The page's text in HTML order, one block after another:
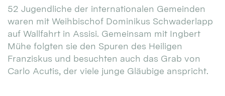
52 Jugendliche der internationalen Gemeinden
waren mit Weihbischof Dominikus Schwaderlapp
auf Wallfahrt in Assisi. Gemeinsam mit Ingbert
Mühe folgten sie den Spuren des Heiligen
Franziskus und besuchten auch das Grab von
Carlo Acutis, der viele junge Gläubige anspricht.